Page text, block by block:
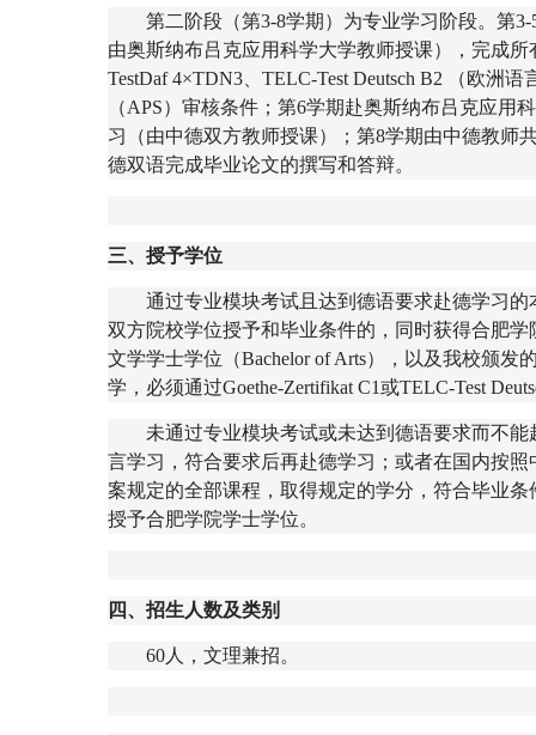
第二阶段（第3-8学期）为专业学习阶段。第3-
由奥斯纳布吕克应用科学大学教师授课），完成
TestDaf 4×TDN3 TELC-Test Deutsch B2
（欧洲语
（APS）审核条件；第6学期赴奥斯纳布吕克应用
习（由中德双方教师授课）；第8学期由中德教师
德双语完成毕业论文的撰写和答辩。
三、授予学位
通过专业模块考试且达到德语要求赴德学习
双方院校学位授予和毕业条件的，同时获得合肥
文学学士学位（Bachelor of Arts），以及我校颁发
学，必须通过Goethe-Zertifikat C1或TELC-Test
未通过专业模块考试或未达到德语要求而不
言学习，符合要求后再赴德学习；或者在国内按
案规定的全部课程，取得规定的学分，符合毕业
授予合肥学院学士学位。
四、招生人数及类别
60 人，文理兼招。